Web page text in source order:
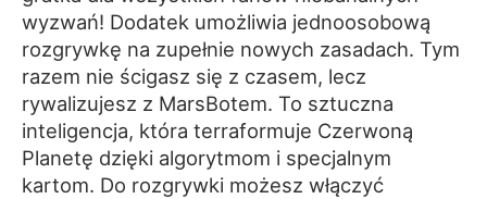
wyzwań! Dodatek umożliwia jednoosobową
rozgrywkę na zupełnie nowych zasadach. Tym
razem nie ścigasz się z czasem, lecz
rywalizujesz z MarsBotem. To sztuczna
inteligencja, która terraformuje Czerwoną
Planetę dzięki algorytmom i specjalnym
kartom. Do rozgrywki możesz włączyć